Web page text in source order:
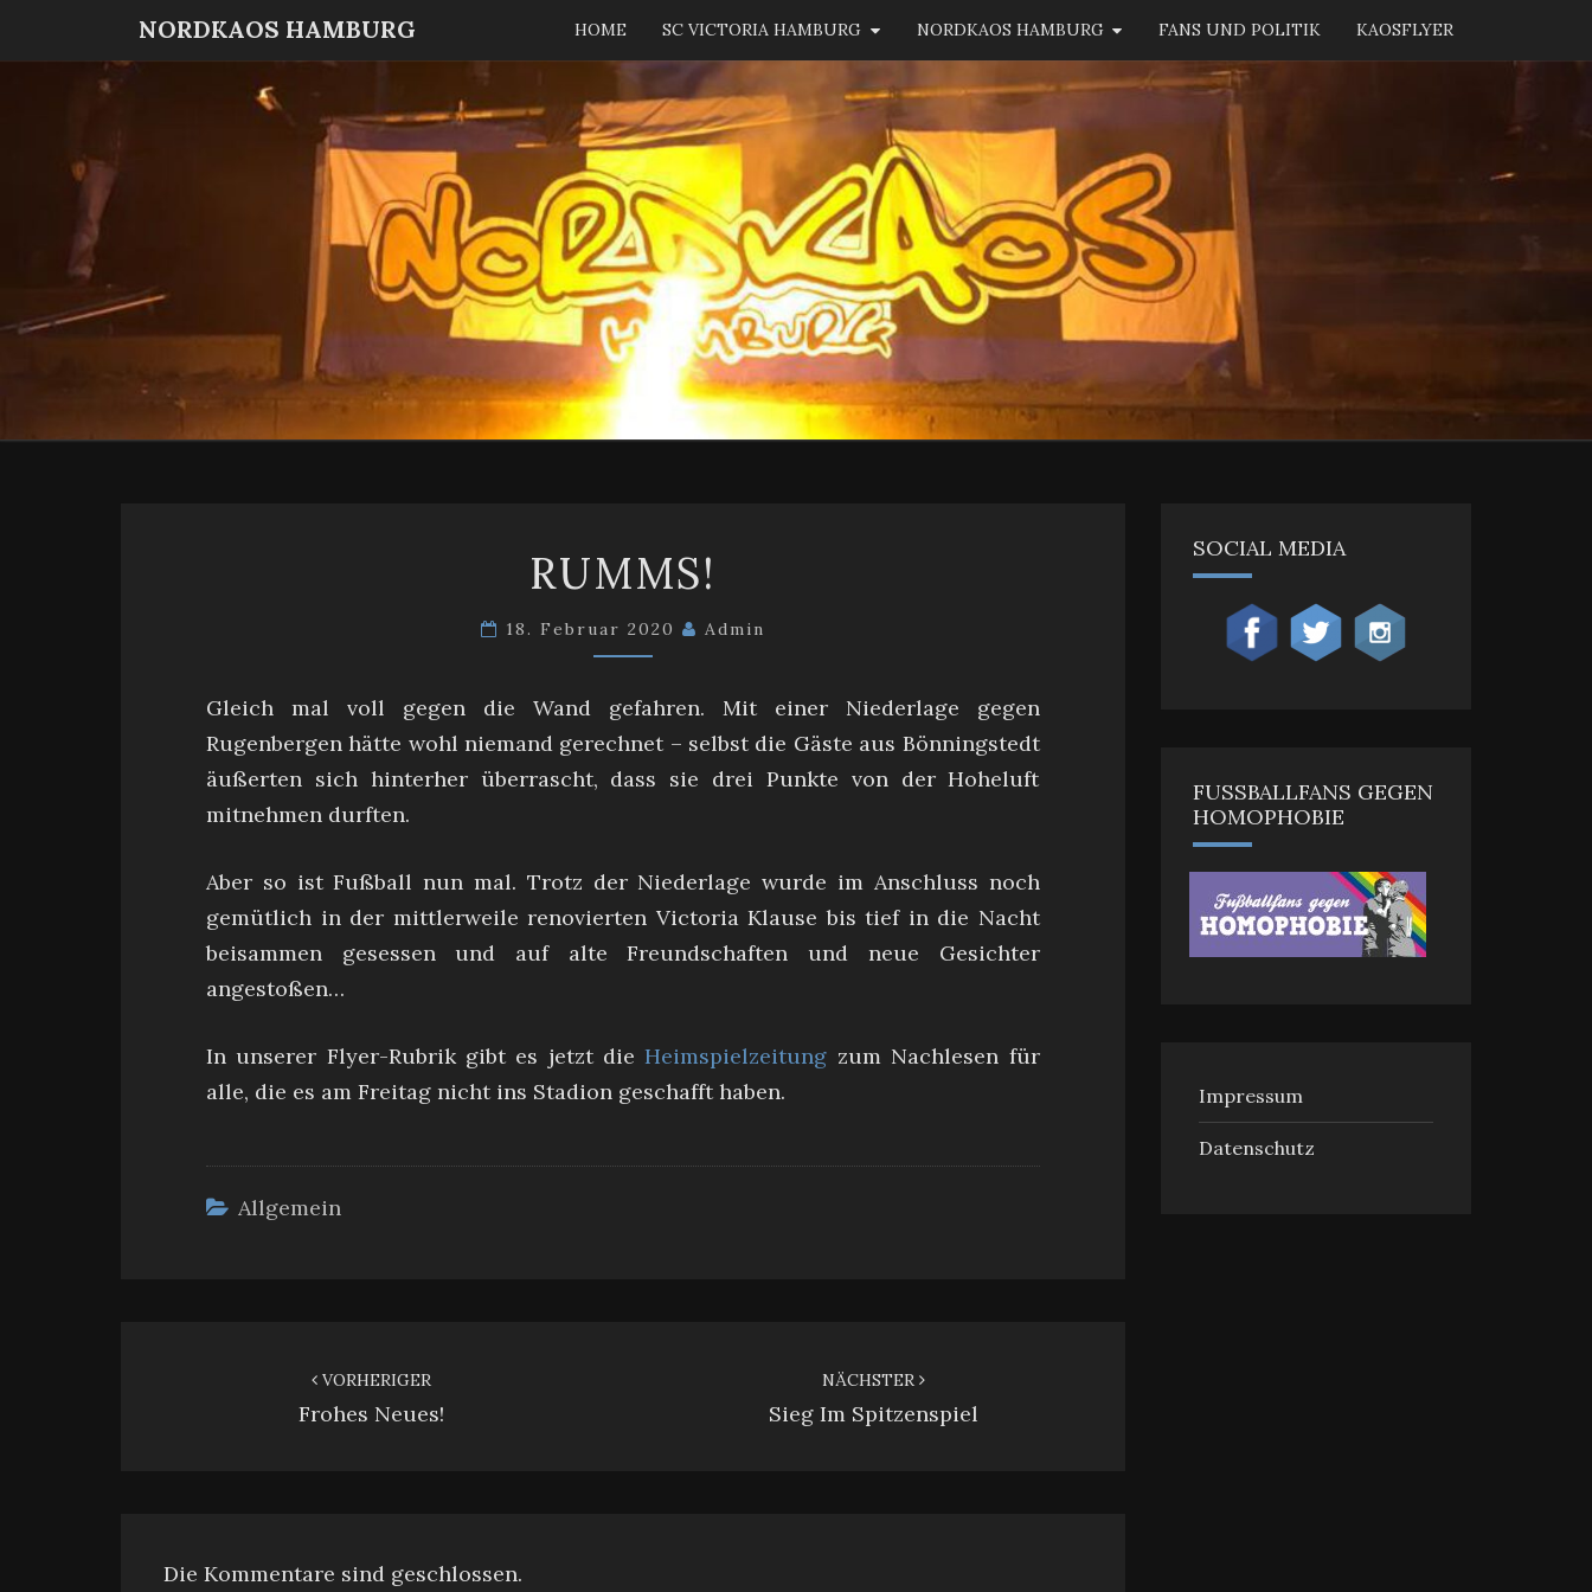
NORDKAOS HAMBURG HOME SC VICTORIA HAMBURG NORDKAOS HAMBURG FANS UND POLITIK KAOSFLYER
NORDKAOS
HAMBURG
Fanszene
SC
Victoria
Hamburg
RUMMS!
18. Februar 2020 Admin
Gleich mal voll gegen die Wand gefahren. Mit einer Niederlage gegen
Rugenbergen hätte wohl niemand gerechnet – selbst die Gäste aus Bönningstedt
äußerten sich hinterher überrascht, dass sie drei Punkte von der Hoheluft
mitnehmen durften.
Aber so ist Fußball nun mal. Trotz der Niederlage wurde im Anschluss noch
gemütlich in der mittlerweile renovierten Victoria Klause bis tief in die Nacht
beisammen gesessen und auf alte Freundschaften und neue Gesichter
angestoßen…
In unserer Flyer-Rubrik gibt es jetzt dieHeimspielzeitung zum Nachlesen für
alle, die es am Freitag nicht ins Stadion geschafft haben.
Allgemein
VORHERIGER
Frohes Neues!
NÄCHSTER
Sieg Im Spitzenspiel
Die Kommentare sind geschlossen.
SOCIAL MEDIA
FUSSBALLFANS GEGEN H
OMOPHOBIE
Impressum
Datenschutz